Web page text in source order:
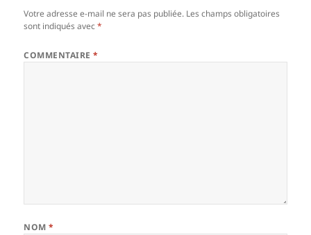
Votre adresse e-mail ne sera pas publiée. Les champs obligatoires
sont indiqués avec*
COMMENTAIRE*
NOM*